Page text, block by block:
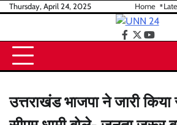
SkipThursday, April 24, 2025 Home
facebook
twitter
उत्तराखंड भाजपा ने जारी